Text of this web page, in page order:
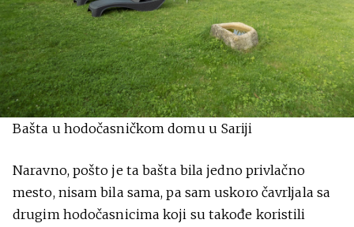
Bašta u hodočasničkom domu u Sariji
Naravno, pošto je ta bašta bila jedno privlačno
mesto, nisam bila sama, pa sam uskoro čavrljala sa
drugim hodočasnicima koji su takođe koristili